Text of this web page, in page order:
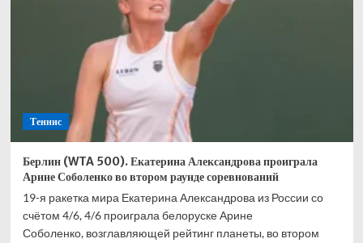
Альяссим
одолел
Лёрнера
Тьена
втором
круге
турнира
Теннис
Берлин (WTA 500). Екатерина Александрова проиграла
Арине Соболенко во втором раунде соревнований
19-я ракетка мира Екатерина Александрова из России со
счётом 4/6, 4/6 проиграла белоруске Арине
Соболенко, возглавляющей рейтинг планеты, во втором